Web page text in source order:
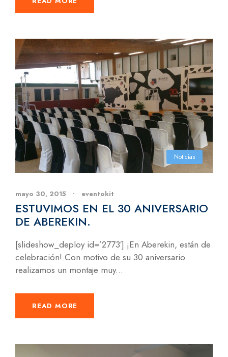
Noticias
mayo 30, 2015 • eventokit
ESTUVIMOS EN EL 30 ANIVERSARIO
DE ABEREKIN.
[slideshow_deploy id=’2773′] ¡En Aberekin, están de
celebración! Con motivo de su 30 aniversario
realizamos un montaje muy...
READ MORE